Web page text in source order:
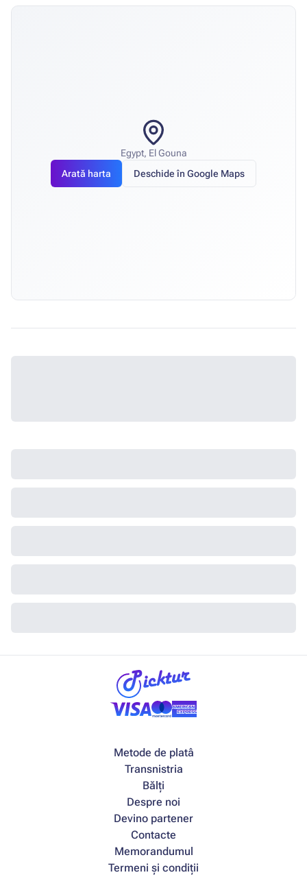
Egypt, El Gouna
Arată harta
Deschide în Google Maps
Metode de platâ
Transnistria
Bălți
Despre noi
Devino partener
Contacte
Memorandumul
Termeni și condiții